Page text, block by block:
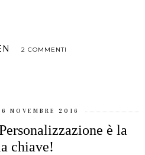
2 COMMENTI
NOVEMBRE 2016
è la
chiave!